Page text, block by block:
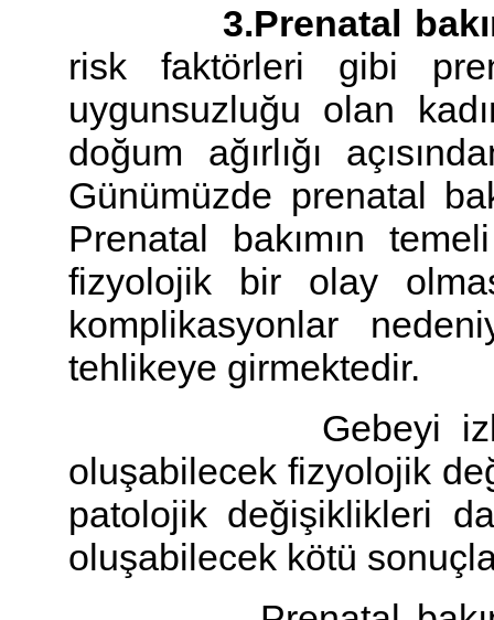
3.Prenatal
risk faktörleri gibi
uygunsuzluğu olan
doğum ağırlığı
Günümüzde prenatal
Prenatal bakımın
fizyolojik bir olay
komplikasyonlar
tehlikeye girmektedir.
Gebeyi izleyen
oluşabilecek fizyolojik
patolojik değişiklikleri
oluşabilecek kötü